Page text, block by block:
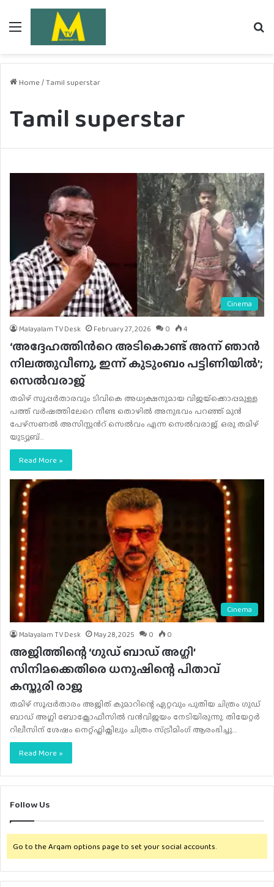
Home/Tamil superstar
Tamil superstar
Cinema
Malayalam TV Desk February 27, 2026 0 4
‘അദ്ദേഹത്തിന്‍റെ അടികൊണ്ട് അന്ന് ഞാന്‍
നിലത്തുവീണു, ഇന്ന് കുടുംബം പട്ടിണിയില്‍’;
സെല്‍വരാജ്
തമിഴ് സൂപ്പര്‍താരവും ടിവികെ അധ്യക്ഷനുമായ വിജയ്‍ക്കൊപ്പമുള്ള
പത്ത് വര്‍ഷത്തിലേറെ നീണ്ട തൊഴില്‍ അനുഭവം പറഞ്ഞ് മുന്‍
പേഴ്സണല്‍ അസിസ്റ്റന്‍റ് സെല്‍വം എന്ന സെല്‍വരാജ്. ഒരു തമിഴ്
യുട്യൂബ്…
Read More »
Cinema
Malayalam TV Desk May 28, 2025 0 0
അജിത്തിന്റെ ‘ഗുഡ് ബാഡ് അഗ്ലി’
സിനിമക്കെതിരെ ധനുഷിന്റെ പിതാവ്
കസ്തൂരി രാജ
തമിഴ് സൂപ്പർതാരം അജിത് കുമാറിന്റെ ഏറ്റവും പുതിയ ചിത്രം ഗുഡ്
ബാഡ് അഗ്ലി ബോക്സോഫീസിൽ വൻവിജയം നേടിയിരുന്നു. തിയേറ്റർ
റിലീസിന് ശേഷം നെറ്റ്ഫ്ലിക്സിലും ചിത്രം സ്ട്രീമിംഗ് ആരംഭിച്ചു.…
Read More »
Follow Us
Go to the Arqam options page to set your social accounts.